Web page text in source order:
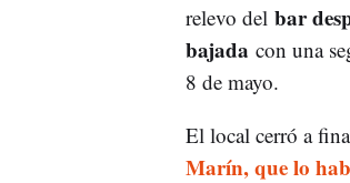
relevo del bar
bajada con una
8 de mayo.
El local cerró a
Marín, que lo